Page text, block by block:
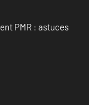
PMR : astuces